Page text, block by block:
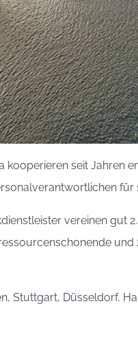
kooperieren seit Jahren
für
vereinen gut
Stuttgart, Düsseldorf,